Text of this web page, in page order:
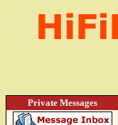
Private Messages